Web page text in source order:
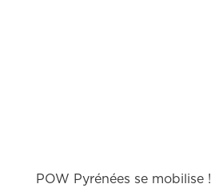
POW Pyrénées se mobilise !